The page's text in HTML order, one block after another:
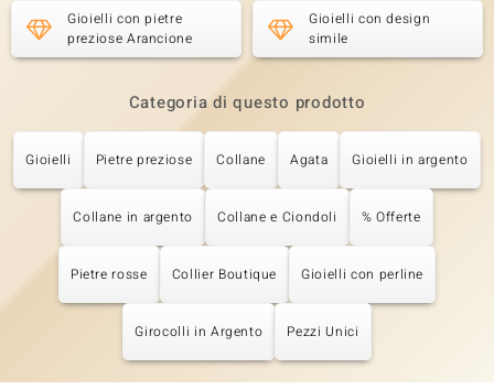
Gioielli con pietre
preziose Arancione
Gioielli con design
simile
Categoria di questo prodotto
Gioielli Pietre preziose Collane Agata Gioielli in argento
Collane in argento Collane e Ciondoli % Offerte
Pietre rosse Collier Boutique Gioielli con perline
Girocolli in Argento Pezzi Unici